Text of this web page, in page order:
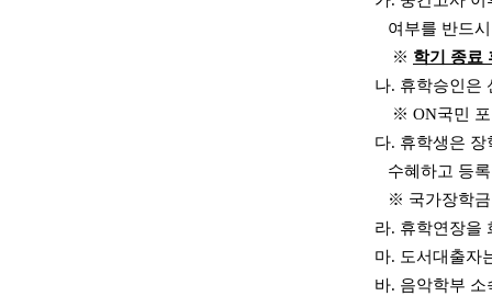
여부를 반드
※ 학기 종료
나. 휴학승인은
※ ON국민
다. 휴학생은 장
수혜하고 등
※ 국가장학
라. 휴학연장을
마. 도서대출자
바. 음악학부 소